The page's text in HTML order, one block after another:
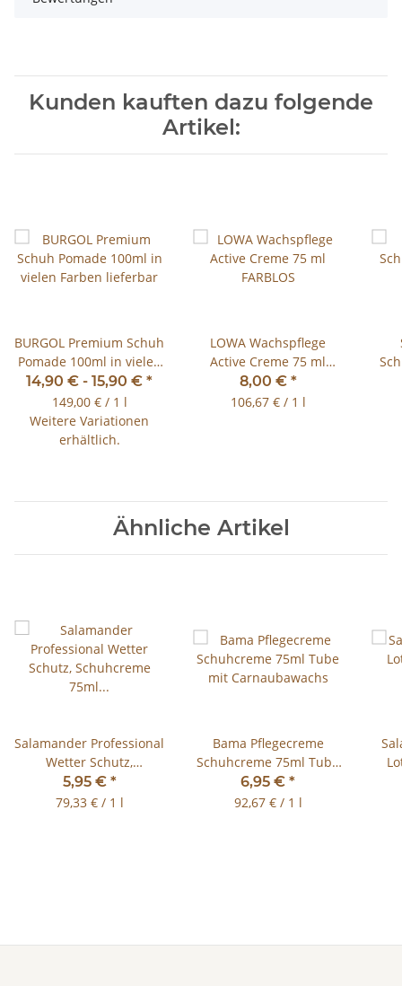
Kunden kauften dazu folgende
Artikel:
BURGOL Premium Schuh
Pomade 100ml in vielen
Farben lieferbar
14,90 € - 15,90 € *
149,00 € / 1 l
Weitere Variationen
erhältlich.
LOWA Wachspflege
Active Creme 75 ml
FARBLOS
8,00 € *
106,67 € / 1 l
Ähnliche Artikel
Salamander Professional
Wetter Schutz,
Schuhcreme 75ml viele
Farben
5,95 € *
79,33 € / 1 l
Bama Pflegecreme
Schuhcreme 75ml Tube
mit Carnaubawachs
6,95 € *
92,67 € / 1 l